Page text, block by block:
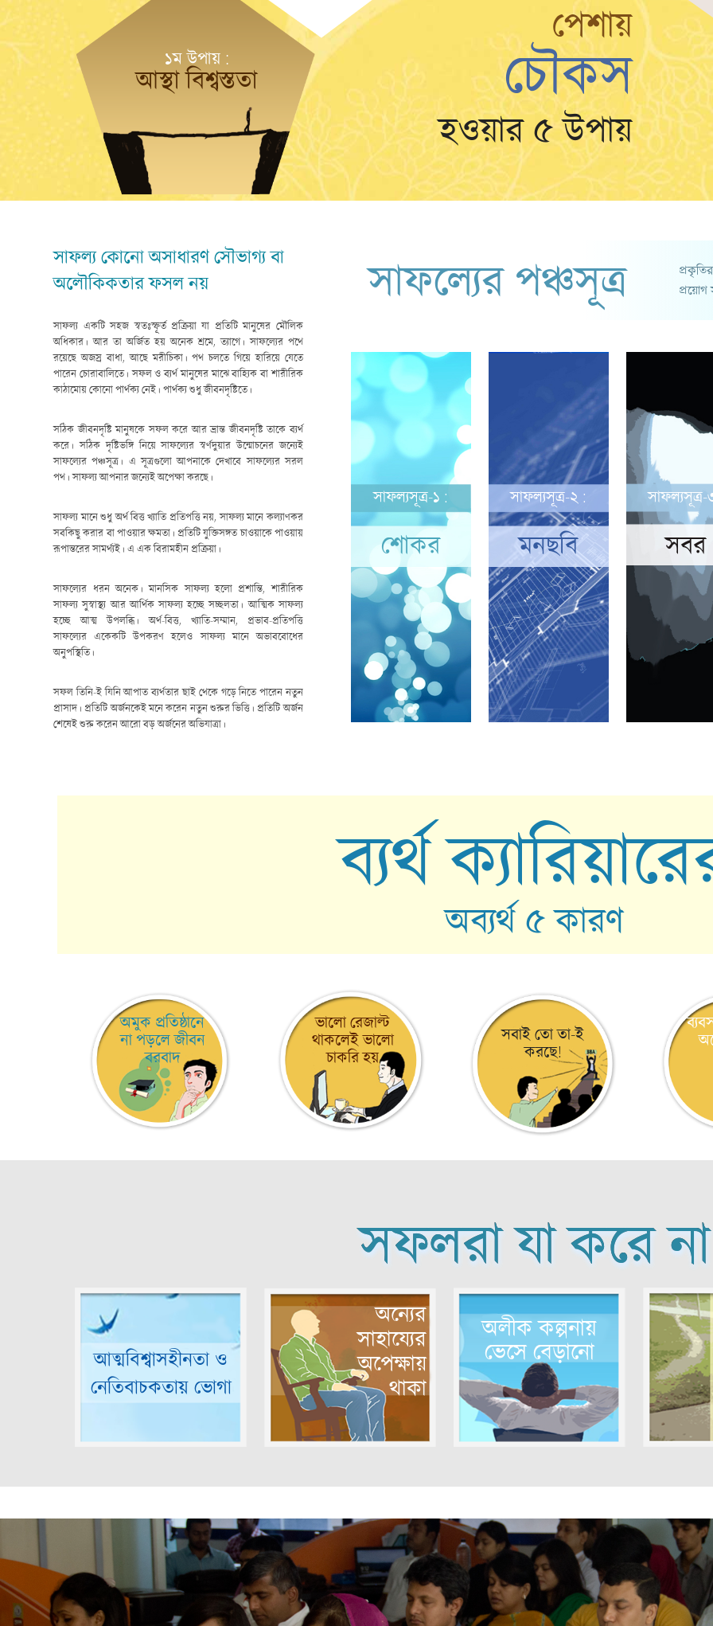
১ম উপায় :
আস্থা বিশ্বস্ততা
পেশায়
চৌকস
হওয়ার ৫ উপায়
সাফল্য কোনো অসাধারণ সৌভাগ্য বা
অলৌকিকতার ফসল নয়
সাফল্য একটি সহজ স্বতঃস্ফূর্ত প্রক্রিয়া যা প্রতিটি মানুষের মৌলিক
অধিকার। আর তা অর্জিত হয় অনেক শ্রমে, ত্যাগে। সাফল্যের পথে
রয়েছে অজস্র বাধা, আছে মরীচিকা। পথ চলতে গিয়ে হারিয়ে যেতে
পারেন চোরাবালিতে। সফল ও ব্যর্থ মানুষের মাঝে বাহ্যিক বা শারীরিক
কাঠামোয় কোনো পার্থক্য নেই। পার্থক্য শুধু জীবনদৃষ্টিতে।
সঠিক জীবনদৃষ্টি মানুষকে সফল করে আর ভ্রান্ত জীবনদৃষ্টি তাকে ব্যর্থ
করে। সঠিক দৃষ্টিভঙ্গি নিয়ে সাফল্যের স্বর্ণদুয়ার উন্মোচনের জন্যেই
সাফল্যের পঞ্চসূত্র। এ সূত্রগুলো আপনাকে দেখাবে সাফল্যের সরল
পথ। সাফল্য আপনার জন্যেই অপেক্ষা করছে।
সাফল্য মানে শুধু অর্থ বিত্ত খ্যাতি প্রতিপত্তি নয়, সাফল্য মানে কল্যাণকর
সবকিছু করার বা পাওয়ার ক্ষমতা। প্রতিটি যুক্তিসঙ্গত চাওয়াকে পাওয়ায়
রূপান্তরের সামর্থ্যই। এ এক বিরামহীন প্রক্রিয়া।
সাফল্যের ধরন অনেক। মানসিক সাফল্য হলো প্রশান্তি, শারীরিক
সাফল্য সুস্বাস্থ্য আর আর্থিক সাফল্য হচ্ছে সচ্ছলতা। আত্মিক সাফল্য
হচ্ছে আত্ম উপলব্ধি। অর্থ-বিত্ত, খ্যাতি-সম্মান, প্রভাব-প্রতিপত্তি
সাফল্যের একেকটি উপকরণ হলেও সাফল্য মানে অভাববোধের
অনুপস্থিতি।
সফল তিনি-ই যিনি আপাত ব্যর্থতার ছাই থেকে গড়ে নিতে পারেন নতুন
প্রাসাদ। প্রতিটি অর্জনকেই মনে করেন নতুন শুরুর ভিত্তি। প্রতিটি অর্জন
শেষেই শুরু করেন আরো বড় অর্জনের অভিযাত্রা।
সাফল্যের পঞ্চসূত্র
প্রয়োগ
সাফল্যসূত্র-১ :
শোকর
সাফল্যসূত্র-২ :
মনছবি সবর
ব্যর্থ
অব্যর্থ ৫ কারণ
অমুক প্রতিষ্ঠানে
না পড়লে জীবন
বরবাদ
ভালো রেজাল্ট
থাকলেই ভালো
চাকরি হয়
সবাই তো তা-ই
করছে!
সফলরা যা করে না
আত্মবিশ্বাসহীনতা ও
নেতিবাচকতায় ভোগা
অন্যের
সাহায্যের
অপেক্ষায়
থাকা
অলীক কল্পনায়
ভেসে বেড়ানো